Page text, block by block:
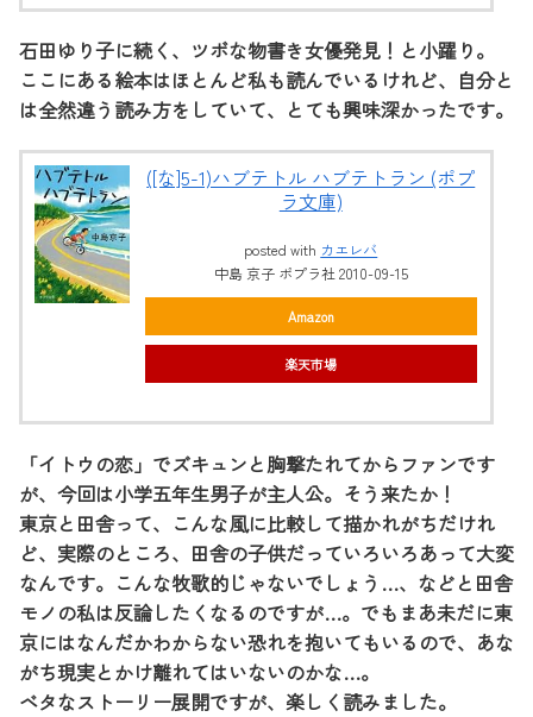
石田ゆり子に続く、ツボな物書き女優発見！と小躍り。
ここにある絵本はほとんど私も読んでいるけれど、自分と
は全然違う読み方をしていて、とても興味深かったです。
([な]5-1)ハブテトル ハブテトラン (ポプ
ラ文庫)
posted with カエレバ
中島 京子 ポプラ社 2010-09-15
Amazon
楽天市場
「イトウの恋」でズキュンと胸撃たれてからファンです
が、今回は小学五年生男子が主人公。そう来たか！
東京と田舎って、こんな風に比較して描かれがちだけれ
ど、実際のところ、田舎の子供だっていろいろあって大変
なんです。こんな牧歌的じゃないでしょう…、などと田舎
モノの私は反論したくなるのですが…。でもまあ未だに東
京にはなんだかわからない恐れを抱いてもいるので、あな
がち現実とかけ離れてはいないのかな…。
ベタなストーリー展開ですが、楽しく読みました。